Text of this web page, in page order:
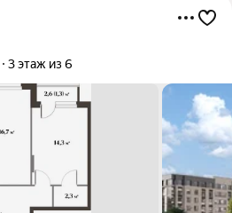
3 этаж из 6